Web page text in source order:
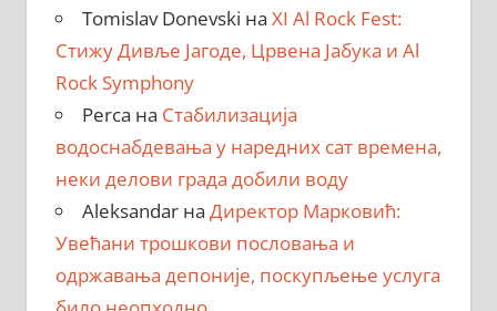
Tomislav Donevski на XI Al Rock Fest:
Стижу Дивље Јагоде, Црвена Јабука и Al
Rock Symphony
Perca на Стабилизација
водоснабдевања у наредних сат времена,
неки делови града добили воду
Aleksandarна Директор Марковић:
Увећани трошкови пословања и
одржавања депоније, поскупљење услуга